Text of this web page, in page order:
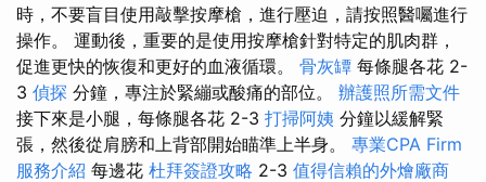
時，不要盲目使用敲擊按摩槍，進行壓迫，請按照醫囑進行
操作。 運動後，重要的是使用按摩槍針對特定的肌肉群，
促進更快的恢復和更好的血液循環。 骨灰罈 每條腿各花 2-
3 偵探 分鐘，專注於緊繃或酸痛的部位。 辦護照所需文件
接下來是小腿，每條腿各花 2-3 打掃阿姨 分鐘以緩解緊
張，然後從肩膀和上背部開始瞄準上半身。 專業CPA Firm
服務介紹 每邊花 杜拜簽證攻略 2-3 值得信賴的外燴廠商